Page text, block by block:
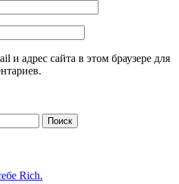
и адрес сайта в этом браузере для
Rich.